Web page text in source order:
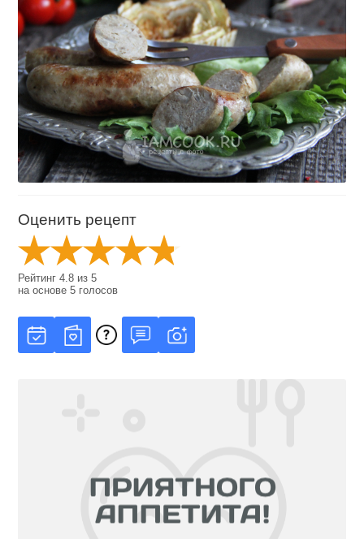
Оценить рецепт
Рейтинг4.8 из5
на основе5 голосов